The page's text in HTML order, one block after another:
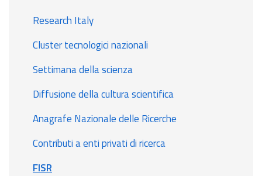
Research Italy
Cluster tecnologici nazionali
Settimana della scienza
Diffusione della cultura scientifica
Anagrafe Nazionale delle Ricerche
Contributi a enti privati di ricerca
FISR